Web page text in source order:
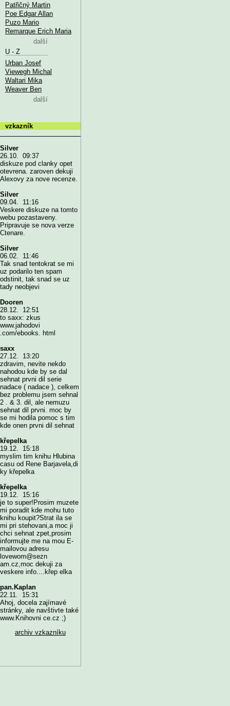
Patřičný Martin
Poe Edgar Allan
Puzo Mario
Remarque Erich Maria
další
U - Z
Urban Josef
Viewegh Michal
Waltari Mika
Weaver Ben
další
vzkazník
Silver
26.10. 09:37
diskuze pod clanky opet
otevrena. zaroven dekuji
Alexovy za nove recenze.
Silver
09.04. 11:16
Veskere diskuze na tomto
webu pozastaveny.
Pripravuje se nova verze
Ctenare.
Silver
06.02. 11:46
Tak snad tentokrat se mi
uz podarilo ten spam
odstinit, tak snad se uz
tady neobjevi
Dooren
28.12. 12:51
to saxx: zkus
www.jahodovi
.com/ebooks. html
saxx
27.12. 13:20
zdravim, nevite nekdo
nahodou kde by se dal
sehnat prvni dil serie
nadace ( nadace ), celkem
bez problemu jsem sehnal
2 . & 3. dil, ale nemuzu
sehnat dil prvni. moc by
se mi hodila pomoc s tim
kde onen prvni dil sehnat
křepelka
19.12. 15:18
myslim tim knihu Hlubina
casu od Rene Barjavela,di
ky křepelka
křepelka
19.12. 15:16
je to super!Prosim muzete
mi poradit kde mohu tuto
knihu koupit?Strat ila se
mi pri stehovani,a moc ji
chci sehnat zpet,prosim
informujte me na mou E-
mailovou adresu
lovewom@sezn
am.cz,moc dekuji za
veskere info....křep elka
pan.Kaplan
22.11. 15:31
Ahoj, docela zajímavé
stránky, ale navštivte také
www.Knihovni ce.cz ;)
archiv vzkazníku